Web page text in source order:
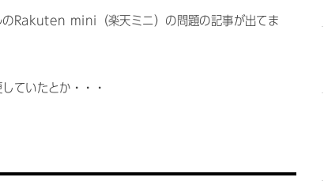
のRakuten mini（楽天ミニ）の問題の記事が出てま
ていたとか・・・